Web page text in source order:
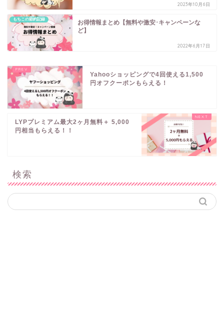
2023年10月6日
もちこの節約記録
お得情報まとめ【無料や激安･キャンペーンな
ど】
2022年6月17日
Yahooショッピングで4回使える1,500
円オフクーポンもらえる！
LYPプレミアム最大2ヶ月無料＋ 5,000
円相当もらえる！！
検索